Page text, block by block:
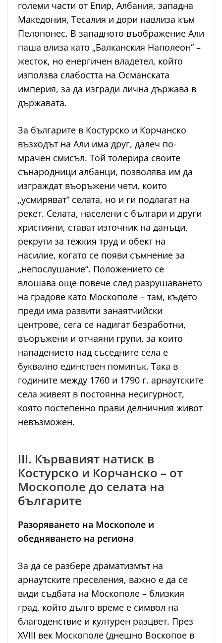
големи части от Епир, Албания, западна
Македония, Тесалия и дори навлиза към
Пелопонес. В западното въображение Али
паша влиза като „Балканския Наполеон“ –
жесток, но енергичен владетел, който
използва слабостта на Османската
империя, за да изгради лична държава в
държавата.
За българите в Костурско и Корчанско
възходът на Али има друг, далеч по-
мрачен смисъл. Той толерира своите
сънародници албанци, позволява им да
изграждат въоръжени чети, които
„усмиряват“ селата, но и ги подлагат на
рекет. Селата, населени с българи и други
християни, стават източник на данъци,
рекрути за тежкия труд и обект на
насилие, когато се появи съмнение за
„непослушание“. Положението се
влошава още повече след разрушаването
на градове като Москополе – там, където
преди има развити занаятчийски
центрове, сега се надигат безработни,
въоръжени и отчаяни групи, за които
нападението над съседните села е
буквално единствен поминък. Така в
годините между 1760 и 1790 г. арнаутските
села живеят в постоянна несигурност,
която постепенно прави делничния живот
невъзможен.
III. Кървавият натиск в
Костурско и Корчанско – от
Москополе до селата на
българите
Разоряването на Москополе и
обедняването на региона
За да се разбере драматизмът на
арнаутските преселения, важно е да се
види съдбата на Москополе – близкия
град, който дълго време е символ на
благоденствие и културен разцвет. През
XVIII век Москополе (днешно Воскопое в